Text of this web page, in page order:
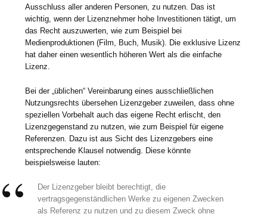
Ausschluss aller anderen Personen, zu nutzen. Das ist
wichtig, wenn der Lizenznehmer hohe Investitionen tätigt, um
das Recht auszuwerten, wie zum Beispiel bei
Medienproduktionen (Film, Buch, Musik). Die exklusive Lizenz
hat daher einen wesentlich höheren Wert als die einfache
Lizenz.
Bei der „üblichen“ Vereinbarung eines ausschließlichen
Nutzungsrechts übersehen Lizenzgeber zuweilen, dass ohne
speziellen Vorbehalt auch das eigene Recht erlischt, den
Lizenzgegenstand zu nutzen, wie zum Beispiel für eigene
Referenzen. Dazu ist aus Sicht des Lizenzgebers eine
entsprechende Klausel notwendig. Diese könnte
beispielsweise lauten:
Der Lizenzgeber bleibt berechtigt, die
vertragsgegenständlichen Werke zu eigenen Zwecken
als Referenz zu nutzen und zu diesem Zweck ohne